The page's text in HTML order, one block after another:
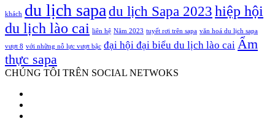
khách du lịch sapa du lịch Sapa 2023 hiệp hội
du lịch lào cai liên hệ Năm 2023 tuyết rơi trên sapa văn hoá du lịch sapa
vượt 8 với những nỗ lực vượt bậc đại hội đại biểu du lịch lào cai Ẩm
thực sapa
CHÚNG TÔI TRÊN SOCIAL NETWOKS